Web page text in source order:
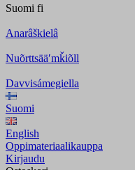
Suomi fi
Anarâškielâ
Nuõrttsääʹmǩiõll
Davvisámegiella
Suomi
English
Oppimateriaalikauppa
Kirjaudu